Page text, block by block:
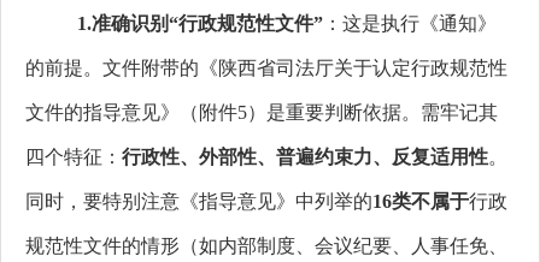
1.准确识别“行政规范性文件” ：这是执行《通知》
的前提。文件附带的《陕西省司法厅关于认定行政规范性
文件的指导意见》（附件5）是重要判断依据。需牢记其
四个特征： 行政性、外部性、普遍约束力、反复适用性。
同时，要特别注意《指导意见》中列举的16类不属于行政
规范性文件的情形（如内部制度、会议纪要、人事任免、